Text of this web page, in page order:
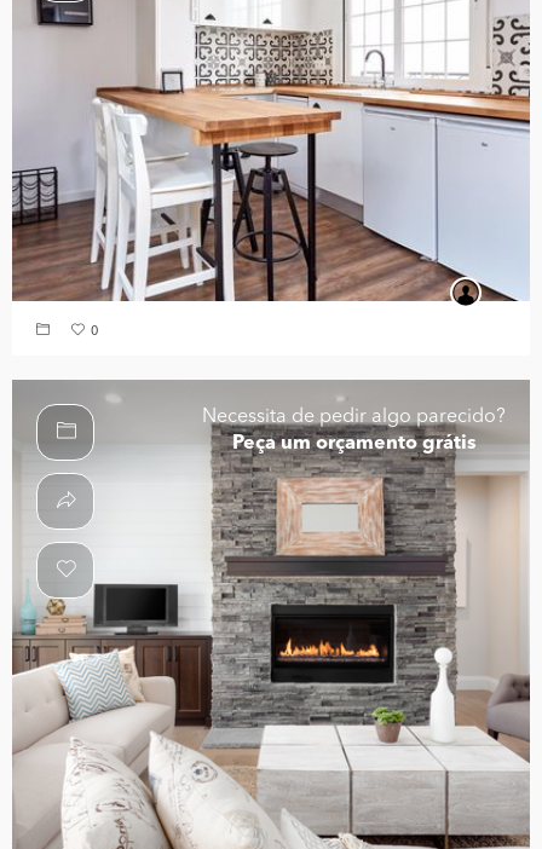
0
Necessita de pedir algo parecido?
Peça um orçamento grátis